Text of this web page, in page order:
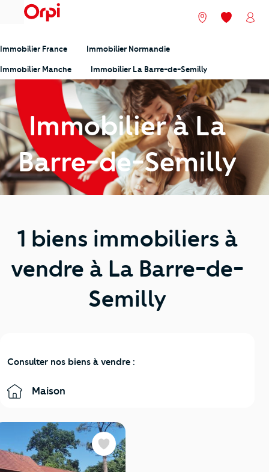
menu Nos agences
Mes
Immobilier France Immobilier Normandie
Immobilier Manche Immobilier La Barre-de-Semilly
Immobilier à La
Barre-de-Semilly
1 biens immobiliers à
vendre à La Barre-de-
Semilly
Consulter nos biens à vendre :
Maison
Favoris